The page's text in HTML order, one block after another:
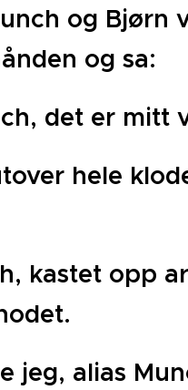
og Bjørn
og sa:
det er mitt
hele
kastet opp
jeg, alias